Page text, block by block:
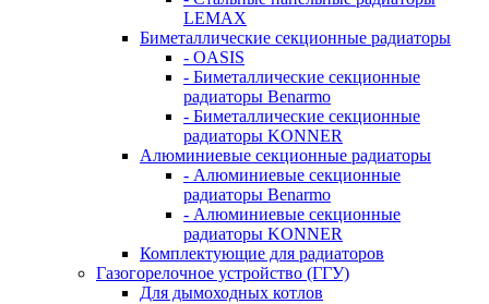
LEMAX
Биметаллические секционные радиаторы
- OASIS
- Биметаллические секционные
радиаторы Benarmo
- Биметаллические секционные
радиаторы KONNER
Алюминиевые секционные радиаторы
- Алюминиевые секционные
радиаторы Benarmo
- Алюминиевые секционные
радиаторы KONNER
Комплектующие для радиаторов
Газогорелочное устройство (ГГУ)
Для дымоходных котлов